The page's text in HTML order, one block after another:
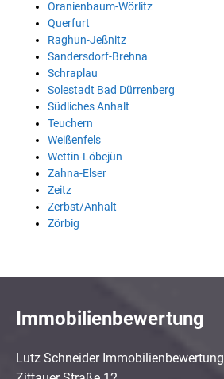
Oranienbaum-Wörlitz
Querfurt
Raghun-Jeßnitz
Sandersdorf-Brehna
Schraplau
Solestadt Bad Dürrenberg
Südliches Anhalt
Teuchern
Weißenfels
Wettin-Löbejün
Zahna-Elser
Zeitz
Zerbst/Anhalt
Zörbig
Immobilienbewertung
Lutz Schneider Immobilienbewertung